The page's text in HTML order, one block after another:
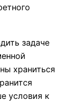
задаче
храниться
условия к